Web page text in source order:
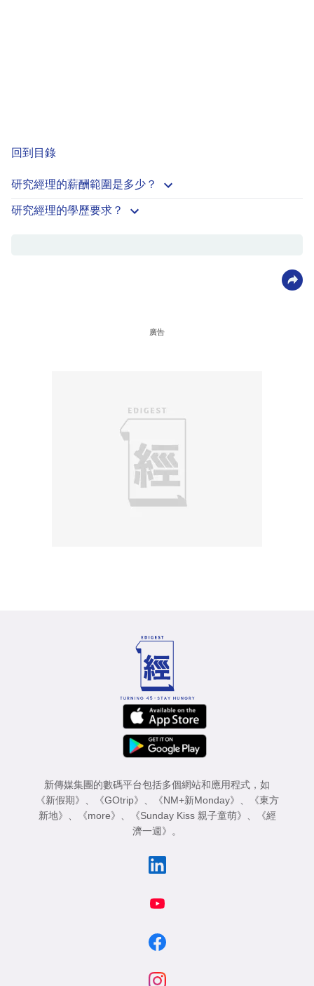
回到目錄
研究經理的薪酬範圍是多少？
研究經理的學歷要求？
廣告
新傳媒集團的數碼平台包括多個網站和應用程式，如
《新假期》
《GOtrip》 《NM+新Monday》
《東方
新地》
《more》 《Sunday Kiss 親子童萌》
《經
濟一週》
。